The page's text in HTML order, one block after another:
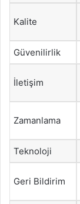
Kalite
Güvenilirlik
İletişim
Zamanlama
Teknoloji
Geri Bildirim